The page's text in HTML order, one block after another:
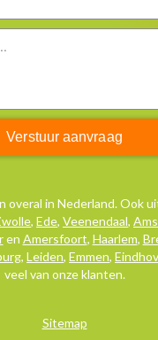
Verstuur aanvraag
overal in Nederland. Ook
, Ede, Veenendaal,
en Amersfoort, Haarlem,
, Leiden, Emmen,
veel van onze klanten.
Sitemap